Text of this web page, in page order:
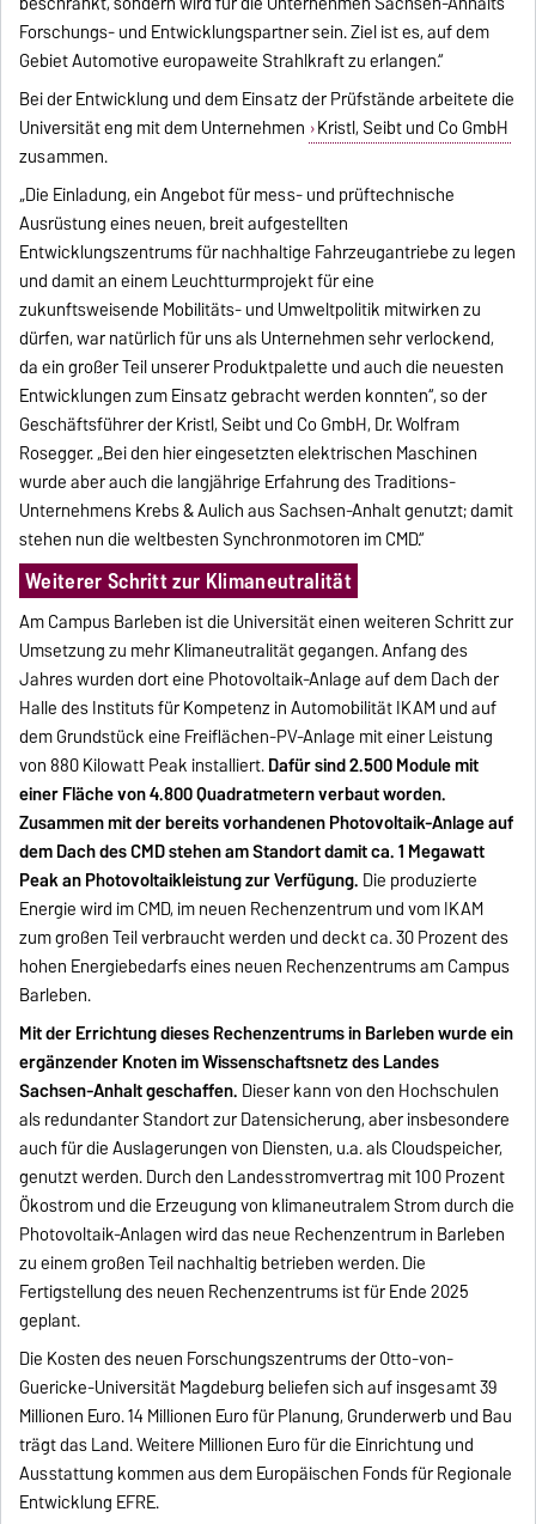
Forschungs- und Entwicklungspartner sein. Ziel ist es, auf dem
Gebiet Automotive europaweite Strahlkraft zu erlangen.“
Bei der Entwicklung und dem Einsatz der Prüfstände arbeitete die
Universität eng mit dem Unternehmen Kristl, Seibt und Co GmbH
zusammen.
„Die Einladung, ein Angebot für mess- und prüftechnische
Ausrüstung eines neuen, breit aufgestellten
Entwicklungszentrums für nachhaltige Fahrzeugantriebe zu legen
und damit an einem Leuchtturmprojekt für eine
zukunftsweisende Mobilitäts- und Umweltpolitik mitwirken zu
dürfen, war natürlich für uns als Unternehmen sehr verlockend,
da ein großer Teil unserer Produktpalette und auch die neuesten
Entwicklungen zum Einsatz gebracht werden konnten“, so der
Geschäftsführer der Kristl, Seibt und Co GmbH, Dr. Wolfram
Rosegger. „Bei den hier eingesetzten elektrischen Maschinen
wurde aber auch die langjährige Erfahrung des Traditions-
Unternehmens Krebs & Aulich aus Sachsen-Anhalt genutzt; damit
stehen nun die weltbesten Synchronmotoren im CMD.“
Weiterer Schritt zur Klimaneutralität
Am Campus Barleben ist die Universität einen weiteren Schritt zur
Umsetzung zu mehr Klimaneutralität gegangen. Anfang des
Jahres wurden dort eine Photovoltaik-Anlage auf dem Dach der
Halle des Instituts für Kompetenz in Automobilität IKAM und auf
dem Grundstück eine Freiflächen-PV-Anlage mit einer Leistung
von 880 Kilowatt Peak installiert.Dafür sind 2.500 Module mit
einer Fläche von 4.800 Quadratmetern verbaut worden.
Zusammen mit der bereits vorhandenen Photovoltaik-Anlage auf
dem Dach des CMD stehen am Standort damit ca. 1 Megawatt
Peak an Photovoltaikleistung zur Verfügung. Die produzierte
Energie wird im CMD, im neuen Rechenzentrum und vom IKAM
zum großen Teil verbraucht werden und deckt ca. 30 Prozent des
hohen Energiebedarfs eines neuen Rechenzentrums am Campus
Barleben.
Mit der Errichtung dieses Rechenzentrums in Barleben wurde ein
ergänzender Knoten im Wissenschaftsnetz des Landes
Sachsen-Anhalt geschaffen. Dieser kann von den Hochschulen
als redundanter Standort zur Datensicherung, aber insbesondere
auch für die Auslagerungen von Diensten, u.a. als Cloudspeicher,
genutzt werden. Durch den Landesstromvertrag mit 100 Prozent
Ökostrom und die Erzeugung von klimaneutralem Strom durch die
Photovoltaik-Anlagen wird das neue Rechenzentrum in Barleben
zu einem großen Teil nachhaltig betrieben werden. Die
Fertigstellung des neuen Rechenzentrums ist für Ende 2025
geplant.
Die Kosten des neuen Forschungszentrums der Otto-von-
Guericke-Universität Magdeburg beliefen sich auf insgesamt 39
Millionen Euro. 14 Millionen Euro für Planung, Grunderwerb und Bau
trägt das Land. Weitere Millionen Euro für die Einrichtung und
Ausstattung kommen aus dem Europäischen Fonds für Regionale
Entwicklung EFRE.